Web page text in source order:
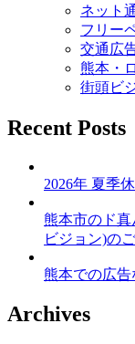
ネット
フリー
交通広
熊本・
街頭ビ
Recent Posts
2026年 夏季
熊本市のド
ビジョン)の
熊本での広
Archives